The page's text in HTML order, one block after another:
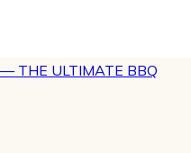
— THE ULTIMATE BBQ